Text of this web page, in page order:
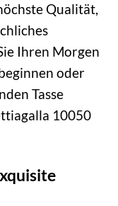
Qualität,
Ihren Morgen
oder
Tasse
10050